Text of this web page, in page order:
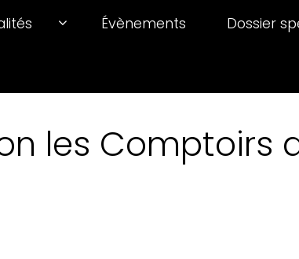
Évènements Dossier
les Comptoirs